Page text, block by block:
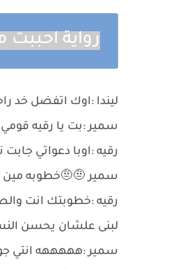
رواية
ليندا :اوك اتفضل خد
سمير :بت يا رقيه
رقيه :اوبا دعواتي جابت
سمير 🤨🤨خطوبه مين
رقيه :خطوبتك انت
لبنى علشان يحسن
سمير :هههههه انتي